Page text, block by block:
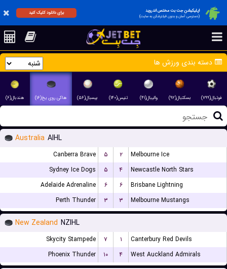
اپلیکیشن جت بت مختص اندروید
(دسترسی آسان و بدون فیلترشکن به سایت)
برای دانلود کلیک کنید
دسته بندی ورزش ها
فوتبال(۷۹۹) بسکتبال(۹۲) والیبال(۴۱) تنیس(۱۴۰) بیسبال(۵۶) هاکی روی یخ(۱۶) هندبال(۶)
Australia AIHL
Canberra Brave ۵ ۲
Melbourne Ice
Sydney Ice Dogs
۵ ۴
Newcastle North Stars
Adelaide Adrenaline
۶ ۶
Brisbane Lightning
Perth Thunder
۳ ۳ Melbourne Mustangs
New Zealand NZIHL
Skycity Stampede ۷ ۱
Canterbury Red Devils
Phoenix Thunder
۱۰ ۴ West Auckland Admirals